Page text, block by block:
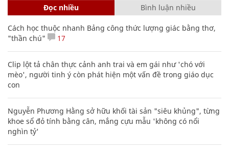
Đọc nhiều Bình luận nhiều
Cách học thuộc nhanh Bảng công thức lượng giác bằng thơ,
"thần chú"
17
Clip lột tả chân thực cảnh anh trai và em gái như 'chó với
mèo', người tinh ý còn phát hiện một vấn đề trong giáo dục
con
Nguyễn Phương Hằng sở hữu khối tài sản "siêu khủng", từng
khoe sổ đỏ tính bằng cân, mắng cựu mẫu 'không có nổi
nghìn tỷ'